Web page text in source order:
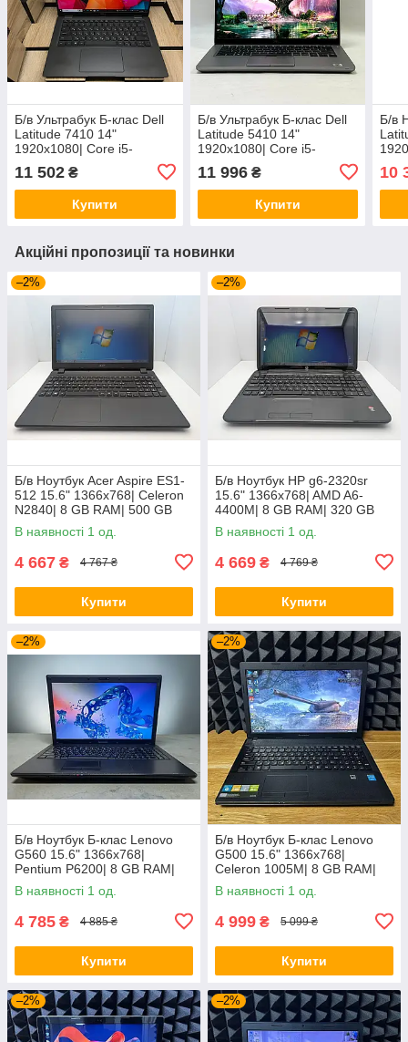
Б/в Ультрабук Б-клас Dell
Latitude 7410 14"
1920x1080| Core i5-
10310U| 16 GB RAM| 256
GB SSD| UHD
11 502 ₴
Купити
Б/в Ультрабук Б-клас Dell
Latitude 5410 14"
1920x1080| Core i5-
10310U| 16 GB RAM| 256
GB SSD| UHD
11 996₴
Купити
Б/в
GB
10
Акційні пропозиції та новинки
–2%
Б/в Ноутбук Acer Aspire ES1-
512 15.6" 1366x768| Celeron
N2840| 8 GB RAM| 500 GB
HDD| HD
В наявності 1 од.
4 667 ₴ 4 767 ₴
Купити
–2%
Б/в Ноутбук HP g6-2320sr
15.6" 1366x768| AMD A6-
4400M| 8 GB RAM| 320 GB
HDD| Radeon HD 7520G
В наявності 1 од.
4 669 ₴ 4 769 ₴
Купити
–2%
Б/в Ноутбук Б-клас Lenovo
G560 15.6" 1366x768|
Pentium P6200| 8 GB RAM|
120 GB SSD| HD
В наявності 1 од.
4 785 ₴ 4 885 ₴
Купити
–2%
Б/в Ноутбук Б-клас Lenovo
G500 15.6" 1366x768|
Celeron 1005M| 8 GB RAM|
128 GB SSD| HD
В наявності 1 од.
4 999 ₴ 5 099 ₴
Купити
–2% –2%